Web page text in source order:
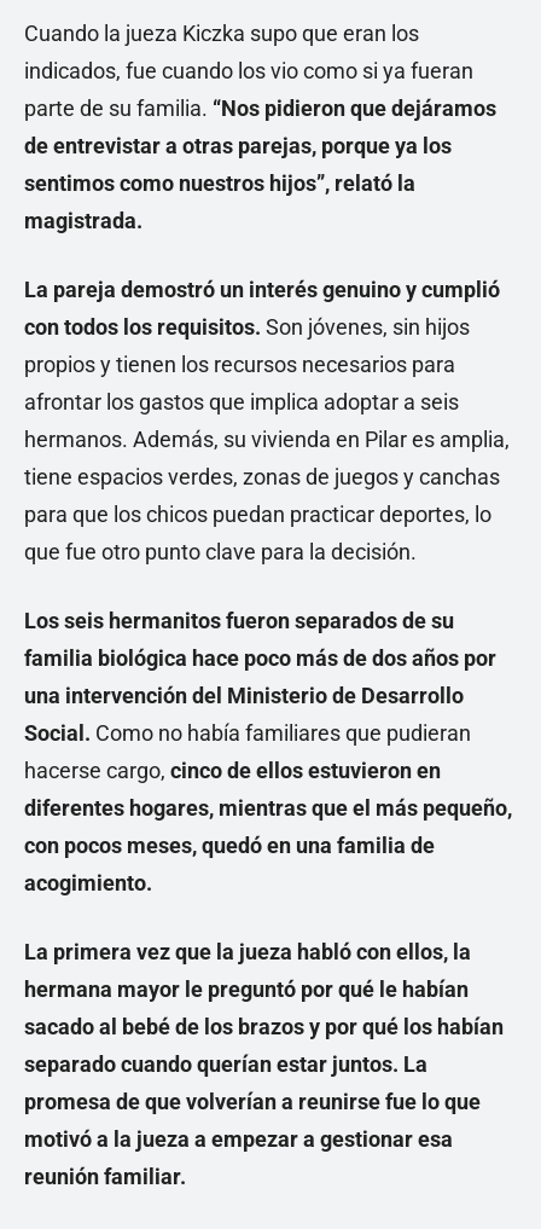
Cuando la jueza Kiczka supo que eran los
indicados, fue cuando los vio como si ya fueran
parte de su familia. “Nos pidieron que dejáramos
de entrevistar a otras parejas, porque ya los
sentimos como nuestros hijos”, relató la
magistrada.
La pareja demostró un interés genuino y cumplió
con todos los requisitos. Son jóvenes, sin hijos
propios y tienen los recursos necesarios para
afrontar los gastos que implica adoptar a seis
hermanos. Además, su vivienda en Pilar es amplia,
tiene espacios verdes, zonas de juegos y canchas
para que los chicos puedan practicar deportes, lo
que fue otro punto clave para la decisión.
Los seis hermanitos fueron separados de su
familia biológica hace poco más de dos años por
una intervención del Ministerio de Desarrollo
Social. Como no había familiares que pudieran
hacerse cargo, cinco de ellos estuvieron en
diferentes hogares, mientras que el más pequeño,
con pocos meses, quedó en una familia de
acogimiento.
La primera vez que la jueza habló con ellos, la
hermana mayor le preguntó por qué le habían
sacado al bebé de los brazos y por qué los habían
separado cuando querían estar juntos. La
promesa de que volverían a reunirse fue lo que
motivó a la jueza a empezar a gestionar esa
reunión familiar.